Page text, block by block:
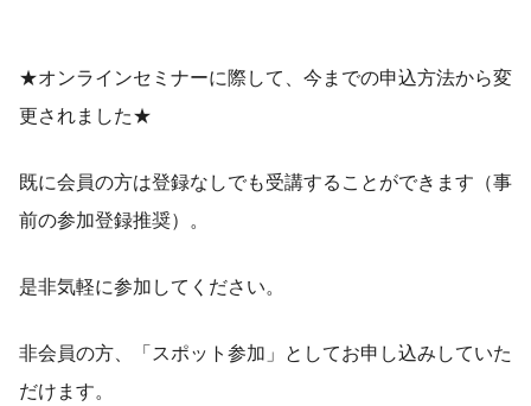
★オンラインセミナーに際して、今までの申込方法から変
更されました★
既に会員の方は登録なしでも受講することができます（事
前の参加登録推奨）。
是非気軽に参加してください。
非会員の方、「スポット参加」としてお申し込みしていた
だけます。